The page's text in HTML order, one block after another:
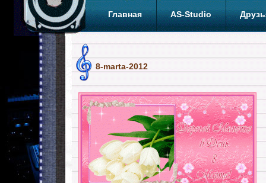
Главная AS-Studio
8-marta-2012